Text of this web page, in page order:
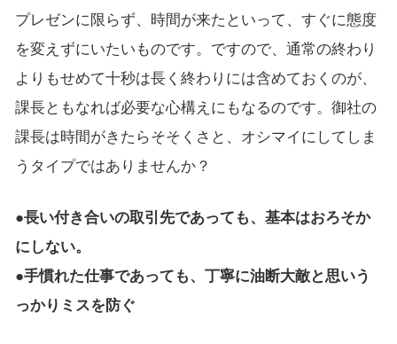
プレゼンに限らず、時間が来たといって、すぐに態度
を変えずにいたいものです。ですので、通常の終わり
よりもせめて十秒は長く終わりには含めておくのが、
課長ともなれば必要な心構えにもなるのです。御社の
課長は時間がきたらそそくさと、オシマイにしてしま
うタイプではありませんか？
●長い付き合いの取引先であっても、基本はおろそか
にしない。
●手慣れた仕事であっても、丁寧に油断大敵と思いう
っかりミスを防ぐ